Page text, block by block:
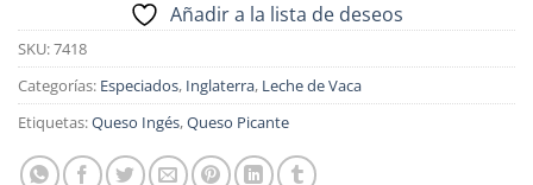
Añadir a la lista de deseos
SKU:7418
Categorías: Especiados, Inglaterra, Leche de Vaca
Etiquetas:Queso Ingés,Queso Picante